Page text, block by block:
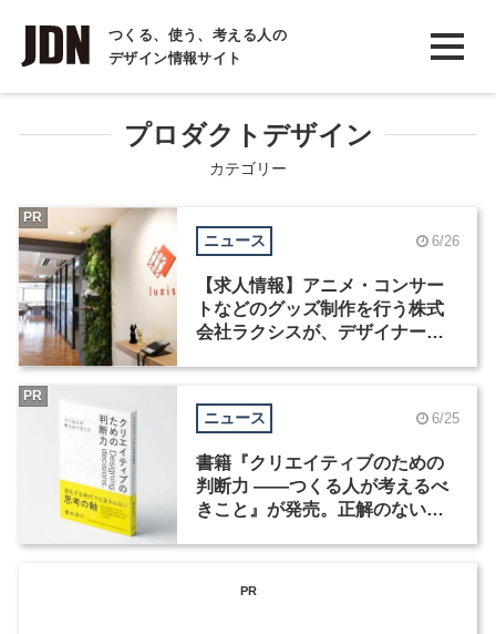
つくる、使う、考える人の
デザイン情報サイト
INTERVIEW
インタビュー
REPORT
COLUMN
コラム
プロダクトデザイン
カテゴリー
ニュース 6/26
【求人情報】アニメ・コンサー
トなどのグッズ制作を行う株式
会社ラクシスが、デザイナーな
PR
ニュース 6/25
書籍『クリエイティブのための
判断力 ――つくる人が考えるべ
きこと』が発売。正解のない時
PR
PR